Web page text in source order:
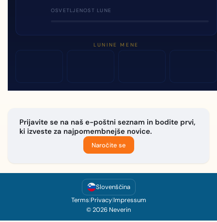
OSVETLJENOST LUNE
LUNINE MENE
Prijavite se na naš e-poštni seznam in bodite prvi,
ki izveste za najpomembnejše novice.
Naročite se
Slovenščina
Terms|Privacy|Impressum
© 2026 Neverin